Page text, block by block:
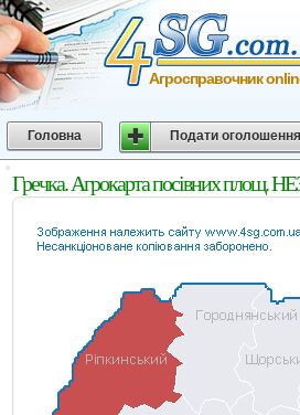
Агросправочник
Головна Подати оголошення
Гречка. Агрокарта посівних площ.